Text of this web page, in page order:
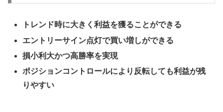
トレンド時に大きく利益を獲ることができる
エントリーサイン点灯で買い増しができる
損小利大かつ高勝率を実現
ポジションコントロールにより反転しても利益が残
りやすい